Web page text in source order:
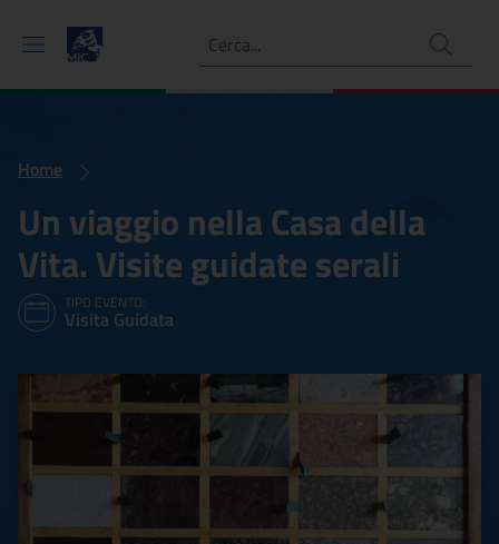
Ricerca
Home
Un viaggio nella Casa della
Vita. Visite guidate serali
TIPO EVENTO:
Visita Guidata
Un viaggio nella Casa